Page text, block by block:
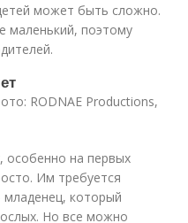
может быть сложно.
маленький, поэтому
RODNAE Productions,
особенно на первых
Им требуется
который
Но все можно